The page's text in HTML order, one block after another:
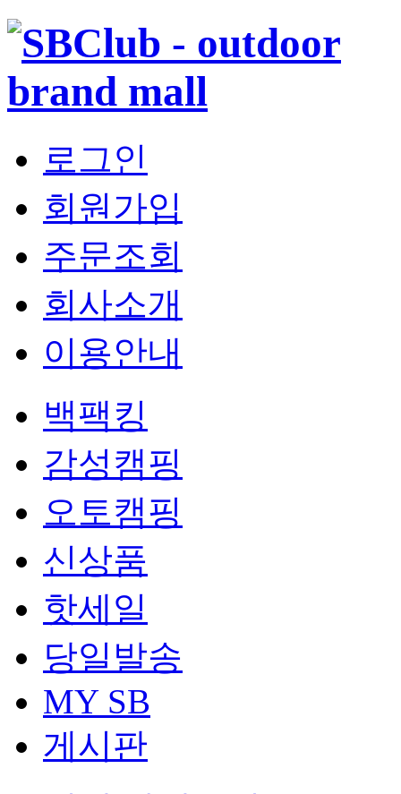
로그인
회원가입
주문조회
회사소개
이용안내
백팩킹
감성캠핑
오토캠핑
신상품
핫세일
당일발송
MY SB
게시판